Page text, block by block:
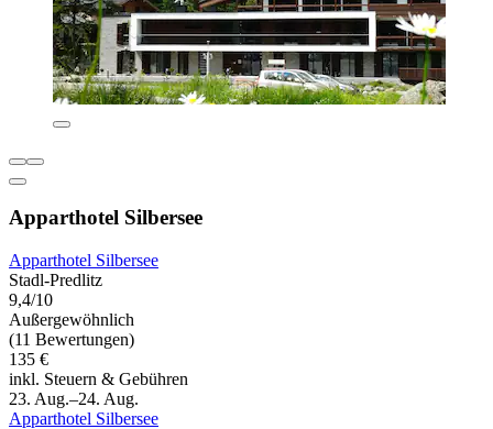
Apparthotel Silbersee
Apparthotel Silbersee
Stadl-Predlitz
9,4/10
Außergewöhnlich
(11 Bewertungen)
135 €
inkl. Steuern & Gebühren
23. Aug.–24. Aug.
Apparthotel Silbersee